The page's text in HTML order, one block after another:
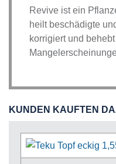
Revive ist ein
heilt beschädigte
korrigiert und
KUNDEN KAUFTEN